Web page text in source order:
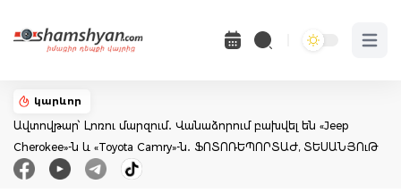
Open
կարևոր
Ավտովթար՝ Լոռու մարզում․ Վանաձորում բախվել են «Jeep
Cherokee»-ն և «Toyota Camry»-ն․ ՖՈՏՈՌԵՊՈՐՏԱԺ, ՏԵՍԱՆՅՈւԹ